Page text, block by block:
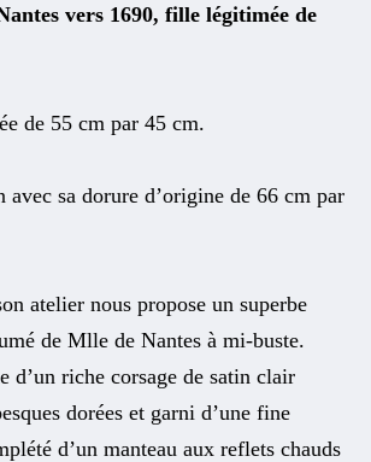
vers 1690, fille légitimée de
de 55 cm par 45 cm.
avec sa dorure d’origine de 66 cm par
atelier nous propose un superbe
de Mlle de Nantes à mi-buste.
d’un riche corsage de satin clair
dorées et garni d’une fine
d’un manteau aux reflets chauds